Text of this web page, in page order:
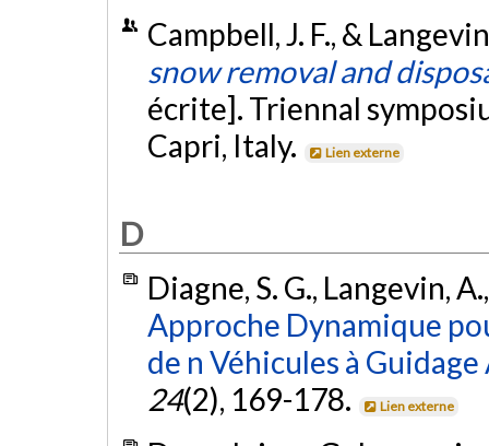
Campbell, J. F., &
snow removal and
écrite]. Triennal
Capri, Italy.
Lien externe
D
Diagne, S. G., Langevin,
Approche Dynamique
de n Véhicules à
24(2), 169-178. Lien externe